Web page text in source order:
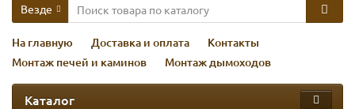
Везде
На главную Доставка и оплата
Контакты
Монтаж печей и каминов
Монтаж дымоходов
Каталог